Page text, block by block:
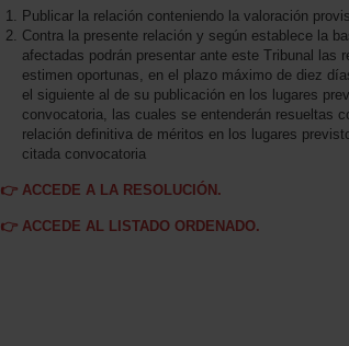
Publicar la relación conteniendo la valoración
Contra la presente relación y según establece la
afectadas podrán presentar ante este Tribunal las
estimen oportunas, en el plazo máximo de diez
el siguiente al de su publicación en los lugares
convocatoria, las cuales se entenderán resueltas
relación definitiva de méritos en los lugares
citada convocatoria
👉 ACCEDE A LA RESOLUCIÓN.
👉 ACCEDE AL LISTADO ORDENADO.